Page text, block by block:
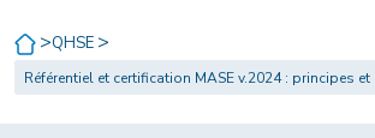
>QHSE >
Référentiel et certification MASE v.2024 : principes